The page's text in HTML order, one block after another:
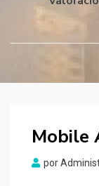
Mobile
por